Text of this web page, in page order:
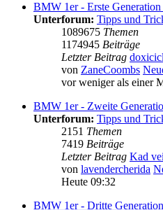
BMW 1er - Erste
Unterforum: Tipps und
1089675 Themen
1174945 Beiträge
Letzter Beitrag
von ZaneCoombs
vor weniger als einer
BMW 1er - Zweite
Unterforum: Tipps und
2151 Themen
7419 Beiträge
Letzter Beitrag Kad
von lavendercherida
Heute 09:32
BMW 1er - Dritte